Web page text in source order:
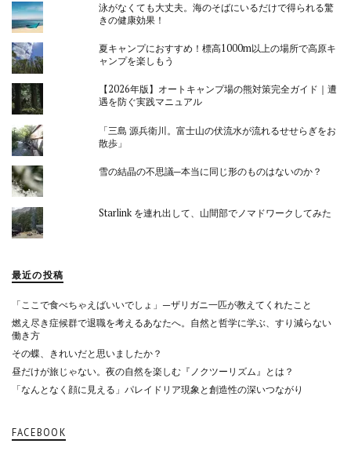
泳がなくても大丈夫。海のそばにいるだけで得られる驚
きの健康効果！
夏キャンプにおすすめ！標高1000m以上の場所で高原キ
ャンプを楽しもう
【2026年版】オートキャンプ場の熊対策完全ガイド｜遭
遇を防ぐ実践マニュアル
「三島 源兵衛川。富士山の伏流水が流れるせせらぎをお
散歩」
雪の結晶の不思議─本当に同じ形のものはないのか？
Starlink を連れ出して、山間部でノマドワークしてみた
最近の投稿
「ここで食べちゃえばいいでしょ」—ザリガニ一匹が教えてくれたこと
燃え尽き症候群で退職を考えるあなたへ。自然と哲学に学ぶ、すり減らない
働き方
その蝶、きれいだと思いましたか？
昼だけが旅じゃない。夜の自然を楽しむ『ノクツーリズム』とは？
「なんとなく顔に見える」パレイドリア現象と創造性の深いつながり
FACEBOOK